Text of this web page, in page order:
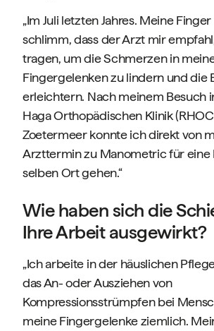
„Im Juli letzten Jahres. Meine
schlimm, dass der Arzt mir
tragen, um die Schmerzen in
Fingergelenken zu lindern und die
erleichtern. Nach meinem Besuch
Haga Orthopädischen Klinik
Zoetermeer konnte ich direkt von
Arzttermin zu Manometric für eine
selben Ort gehen.“
Wie haben sich die
Ihre Arbeit ausgewirkt?
„Ich arbeite in der häuslichen
das An- oder Ausziehen von
Kompressionsstrümpfen bei
meine Fingergelenke ziemlich.